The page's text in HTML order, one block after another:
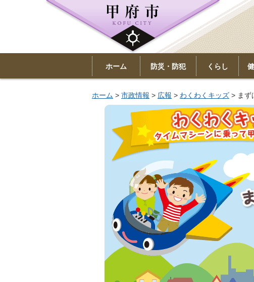
ホーム 防災・防犯 くらし
ホーム > 市政情報 > 広報 > わくわくキッズ > まず
わくわくキッズ タイムマシーンに乗って甲